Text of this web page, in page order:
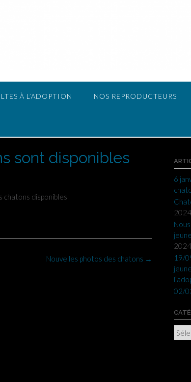
À L’ADOPTION NOS REPRODUCTEURS
sont disponibles
chatons disponibles
Nouvelles photos des chatons →
6
2024
2024
19/
02/